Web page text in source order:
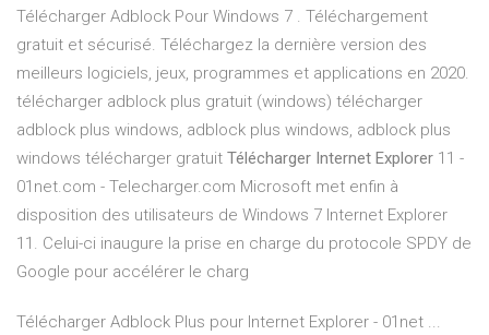
Télécharger Adblock Pour Windows 7 . Téléchargement
gratuit et sécurisé. Téléchargez la dernière version des
meilleurs logiciels, jeux, programmes et applications en 2020.
télécharger adblock plus gratuit (windows) télécharger
adblock plus windows, adblock plus windows, adblock plus
windows télécharger gratuit Télécharger Internet Explorer 11 -
01net.com - Telecharger.com Microsoft met enfin à
disposition des utilisateurs de Windows 7 Internet Explorer
11. Celui-ci inaugure la prise en charge du protocole SPDY de
Google pour accélérer le charg
Télécharger Adblock Plus pour Internet Explorer - 01net ...